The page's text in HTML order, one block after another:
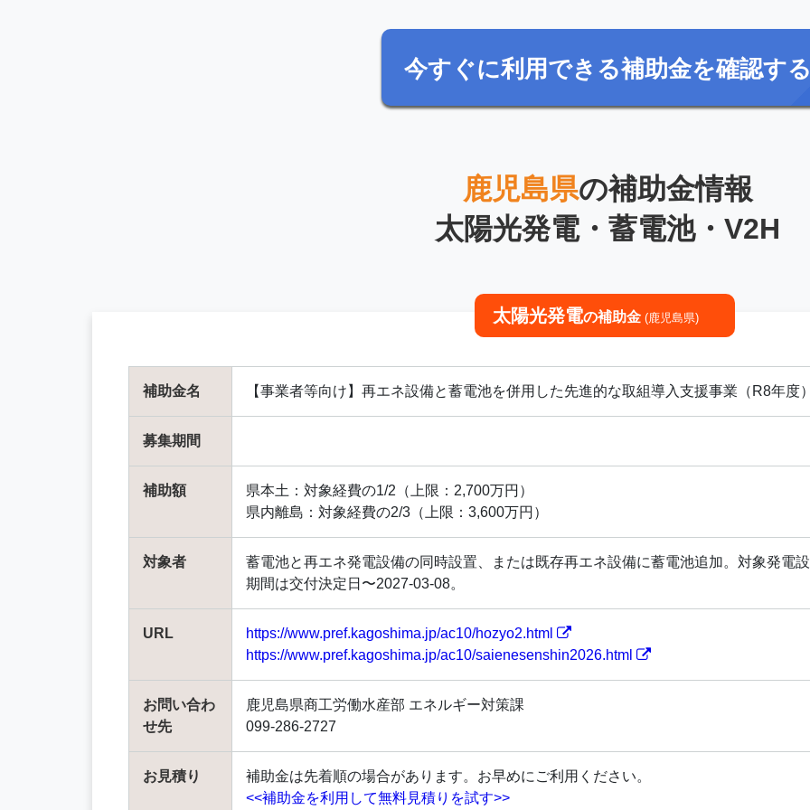
今すぐに利用できる補助金を確認す
鹿児島県の補助金情報
太陽光発電・蓄電池・V2H
太陽光発電の補助金 (鹿児島県)
補助金名 【事業者等向け】再エネ設備と蓄電池を併用した先進的な取組導入支援事業（R8年度
募集期間
補助額
県本土：対象経費の1/2（上限：2,700万円）
県内離島：対象経費の2/3（上限：3,600万円）
対象者
蓄電池と再エネ発電設備の同時設置、または既存再エネ設備に蓄電池追加。対象発電
期間は交付決定日〜2027-03-08。
URL
https://www.pref.kagoshima.jp/ac10/hozyo2.html
https://www.pref.kagoshima.jp/ac10/saienesenshin2026.html
お問い合わ
せ先
鹿児島県商工労働水産部 エネルギー対策課
099-286-2727
お見積り
補助金は先着順の場合があります。お早めにご利用ください。
<<補助金を利用して無料見積りを試す>>